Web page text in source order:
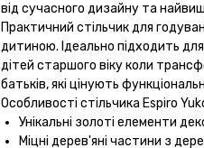
від сучасного дизайну та
Практичний стільчик для
дитиною. Ідеально підходить
дітей старшого віку коли
батьків, які цінують
Особливості стільчика Espiro
Унікальні золоті елементи
Міцні дерев'яні частини з